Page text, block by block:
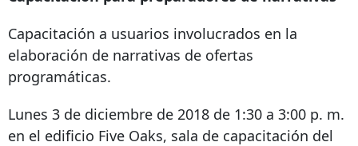
Capacitación a usuarios involucrados en la
elaboración de narrativas de ofertas
programáticas.
Lunes 3 de diciembre de 2018 de 1:30 a 3:00 p. m.
en el edificio Five Oaks, sala de capacitación del